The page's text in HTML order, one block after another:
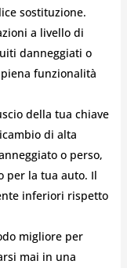
sostituzione.
a livello di
danneggiati o
funzionalità
della tua chiave
di alta
o perso,
per la tua auto. Il
inferiori rispetto
migliore per
mai in una